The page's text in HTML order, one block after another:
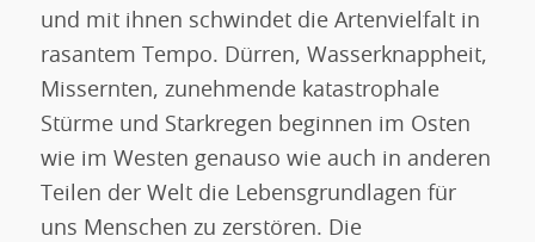
und mit ihnen schwindet die Artenvielfalt in
rasantem Tempo. Dürren, Wasserknappheit,
Missernten, zunehmende katastrophale
Stürme und Starkregen beginnen im Osten
wie im Westen genauso wie auch in anderen
Teilen der Welt die Lebensgrundlagen für
uns Menschen zu zerstören. Die